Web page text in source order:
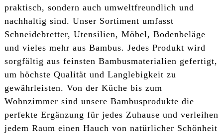
praktisch, sondern auch umweltfreundlich und
nachhaltig sind. Unser Sortiment umfasst
Schneidebretter, Utensilien, Möbel, Bodenbeläge
und vieles mehr aus Bambus. Jedes Produkt wird
sorgfältig aus feinsten Bambusmaterialien gefertigt,
um höchste Qualität und Langlebigkeit zu
gewährleisten. Von der Küche bis zum
Wohnzimmer sind unsere Bambusprodukte die
perfekte Ergänzung für jedes Zuhause und verleihen
jedem Raum einen Hauch von natürlicher Schönheit